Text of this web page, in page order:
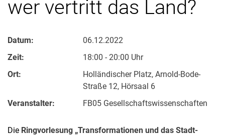
wer vertritt das Land?
Datum:
06.12.2022
Zeit:
18:00 - 20:00 Uhr
Ort:
Holländischer Platz, Arnold-Bode-
Straße 12, Hörsaal 6
Veranstalter:
FB05 Gesellschaftswissenschaften
Die Ringvorlesung „Transformationen und das Stadt-